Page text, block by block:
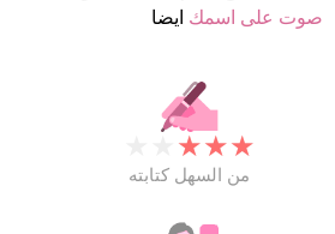
صوت على اسمك ايضا
★
★
★
من السهل كتابته